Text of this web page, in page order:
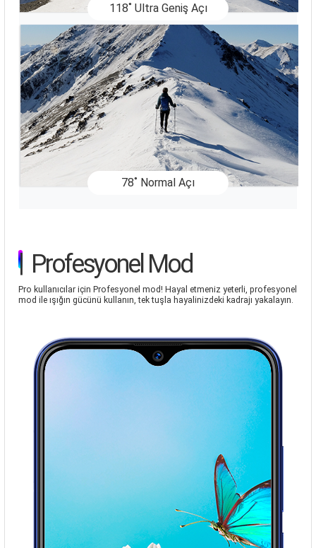
118˚ Ultra Geniş Açı
78˚ Normal Açı
| Profesyonel Mod
Pro kullanıcılar için Profesyonel mod! Hayal etmeniz yeterli, profesyonel
mod ile ışığın gücünü kullanın, tek tuşla hayalinizdeki kadrajı yakalayın.